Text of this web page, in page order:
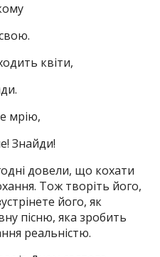
квіти,
мрію,
Знайди!
довели, що кохати
Тож творіть його,
його, як
пісню, яка зробить
реальністю.